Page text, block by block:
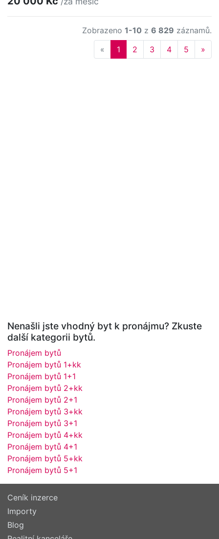
Zobrazeno 1-10 z 6 829 záznamů.
« Previous
1 2 3 4 5 »
Nenašli jste vhodný byt k pronájmu? Zkuste
další kategorii bytů.
Pronájem bytů
Pronájem bytů 1+kk
Pronájem bytů 1+1
Pronájem bytů 2+kk
Pronájem bytů 2+1
Pronájem bytů 3+kk
Pronájem bytů 3+1
Pronájem bytů 4+kk
Pronájem bytů 4+1
Pronájem bytů 5+kk
Pronájem bytů 5+1
Ceník inzerce
Importy
Blog